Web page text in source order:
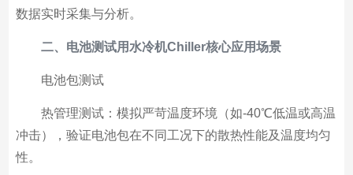
数据实时采集与分析。
二、电池测试用水冷机Chiller核心应用场景
电池包测试
热管理测试：模拟严苛温度环境（如-40℃低温或高温
冲击），验证电池包在不同工况下的散热性能及温度均匀
性。